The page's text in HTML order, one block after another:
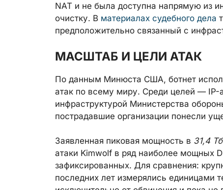
NAT и не была доступна напрямую из
очистку. В материалах судебного дела
предположительно связанный с
МАСШТАБ И ЦЕЛИ АТАК
По данным Минюста США, ботнет
атак по всему миру. Среди целей — IP-
инфраструктурой Министерства
пострадавшие организации понесли
Заявленная пиковая мощность в 31,4
атаки Kimwolf в ряд наиболее мощных
зафиксированных. Для сравнения:
последних лет измерялись единицами